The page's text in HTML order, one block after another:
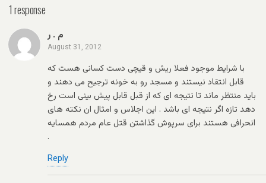
1 response
م . ر
August 31, 2012
با شرایط موجود فعلا ریش و قیچی دست کسانی هست که
قابل انتقاد نیستند و مسجد رو به خونه ترجیح می دهند و
باید منتظر ماند تا نتیجه ای که از قبل قابل پیش بینی است رخ
دهد تازه اگر نتیجه ای باشد . این اجلاس و امثال ان نکته های
انحرافی هستند برای سرپوش گذاشتن قتل عام مردم همسایه
.
Reply